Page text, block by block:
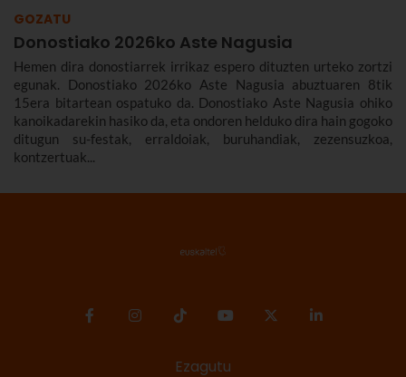
GOZATU
Donostiako 2026ko Aste Nagusia
Hemen dira donostiarrek irrikaz espero dituzten urteko zortzi
egunak. Donostiako 2026ko Aste Nagusia abuztuaren 8tik
15era bitartean ospatuko da. Donostiako Aste Nagusia ohiko
kanoikadarekin hasiko da, eta ondoren helduko dira hain gogoko
ditugun su-festak, erraldoiak, buruhandiak, zezensuzkoa,
kontzertuak...
Ezagutu